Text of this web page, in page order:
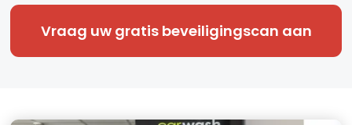
Vraag uw gratis beveiligingscan aan